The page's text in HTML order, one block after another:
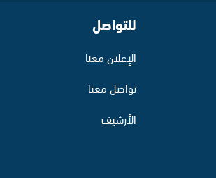
للتواصل
الإعلان معنا
تواصل معنا
الأرشيف